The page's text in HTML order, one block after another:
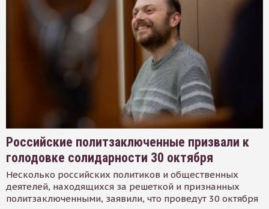
Российские политзаключенные призвали к
голодовке солидарности 30 октября
Несколько российских политиков и общественных
деятелей, находящихся за решеткой и признанных
политзаключенными, заявили, что проведут 30 октября